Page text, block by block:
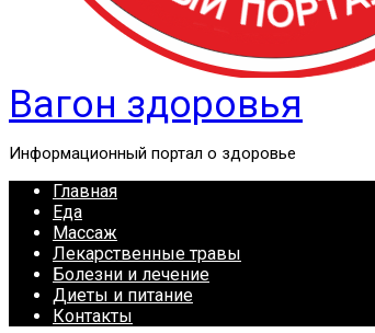
Вагон здоровья
Информационный портал о здоровье
Главная
Еда
Массаж
Лекарственные травы
Болезни и лечение
Диеты и питание
Контакты